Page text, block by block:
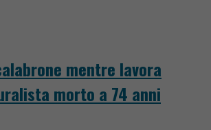
mentre lavora
morto a 74 anni